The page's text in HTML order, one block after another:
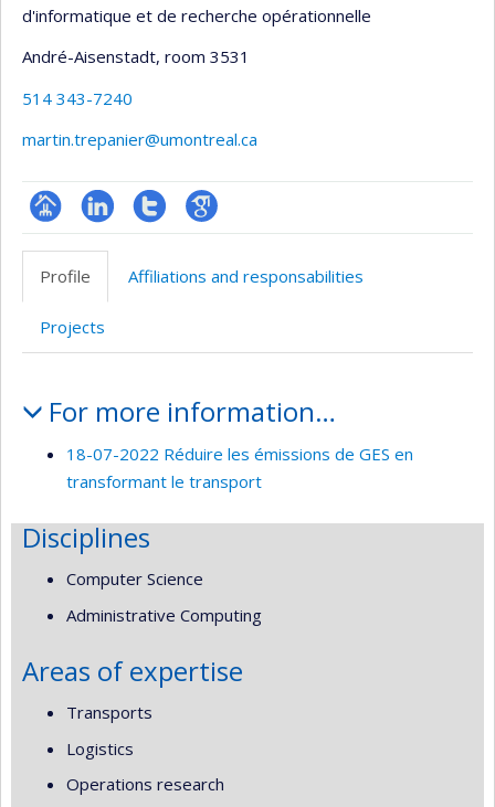
d'informatique et de recherche opérationnelle
André-Aisenstadt, room 3531
514 343-7240
martin.trepanier@umontreal.ca
Page
professionnelle
LinkedInCompte
Twitter
Google
Profile Affiliations and responsabilities
Projects
For more information…
18-07-2022 Réduire les émissions de GES en
transformant le transport
Disciplines
Computer Science
Administrative Computing
Areas of expertise
Transports
Logistics
Operations research